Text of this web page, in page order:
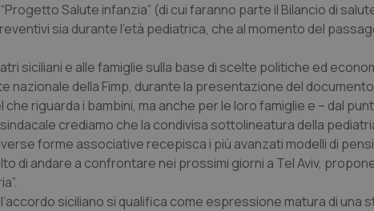
Salute infanzia” (di cui faranno parte il Bilancio di
sia durante l’età pediatrica, che al momento del
siciliani e alle famiglie sulla base di scelte politiche ed
della Fimp, durante la presentazione del
riguarda i bambini, ma anche per le loro famiglie e – dal
crediamo che la condivisa sottolineatura della
forme associative recepisca i più avanzati modelli di
di andare a confrontare nei prossimi giorni a Tel Aviv,
siciliano si qualifica come espressione matura di una